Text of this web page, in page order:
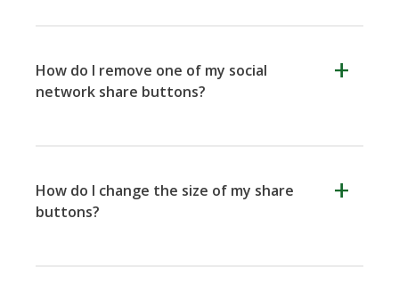
How do I remove one of my social
network share buttons?
How do I change the size of my share
buttons?